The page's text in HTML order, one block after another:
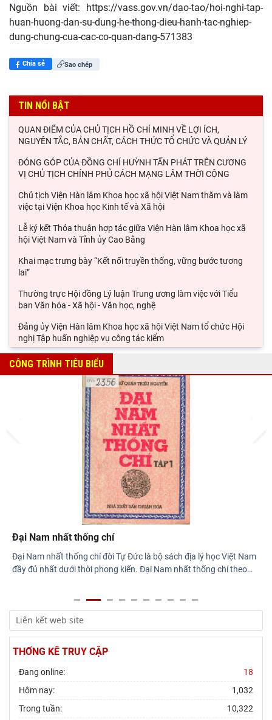
Nguồn bài viết:
https://vass.gov.vn/dao-tao/hoi-nghi-tap-
huan-huong-dan-su-dung-he-thong-dieu-hanh-tac-nghiep-
dung-chung-cua-cac-co-quan-dang-571383
Chia sẻ Sao chép
TIN NỔI BẬT
QUAN ĐIỂM CỦA CHỦ TỊCH HỒ CHÍ MINH VỀ LỢI ÍCH,
NGUYÊN TẮC, BẢN CHẤT, CÁCH THỨC TỔ CHỨC VÀ QUẢN LÝ
ĐÓNG GÓP CỦA ĐỒNG CHÍ HUỲNH TẤN PHÁT TRÊN CƯƠNG
VỊ CHỦ TỊCH CHÍNH PHỦ CÁCH MẠNG LÂM THỜI CỘNG
Chủ tịch Viện Hàn lâm Khoa học xã hội Việt Nam thăm và làm
việc tại Viện Khoa học Kinh tế và Xã hội
Lễ ký kết Thỏa thuận hợp tác giữa Viện Hàn lâm Khoa học xã
hội Việt Nam và Tỉnh ủy Cao Bằng
Khai mạc trưng bày “Kết nối truyền thống, vững bước tương
lai”
Thường trực Hội đồng Lý luận Trung ương làm việc với Tiểu
ban Văn hóa - Xã hội - Văn học, nghệ
Đảng ủy Viện Hàn lâm Khoa học xã hội Việt Nam tổ chức Hội
nghị Tập huấn nghiệp vụ công tác kiểm
Viện Sử học tham gia Hội thảo khoa học quốc gia "Danh nhân
Hội thảo khoa học quốc gia “Danh nhân văn hóa Lê Quý Đôn -
Di sản và giá trị thời đại”
Rà soát công tác chuẩn bị Hội thảo khoa học quốc gia "Danh
nhân văn hóa Lê Quý Đôn - Di sản và giá
CÔNG TRÌNH TIÊU BIỂU
Đại Nam nhất thống chí
Đại Nam nhất thống chí đời Tự Đức là bộ sách địa lý học Việt Nam
đầy đủ nhất dưới thời phong kiến. Đại Nam nhất thống chí theo…
THỐNG KÊ TRUY CẬP
Đang online:
18
Hôm nay:
1,032
Trong tuần:
10,322